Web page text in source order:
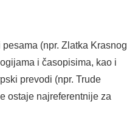
(npr. Zlatka Krasnog
i časopisima, kao i
prevodi (npr. Trude
ostaje najreferentnije za